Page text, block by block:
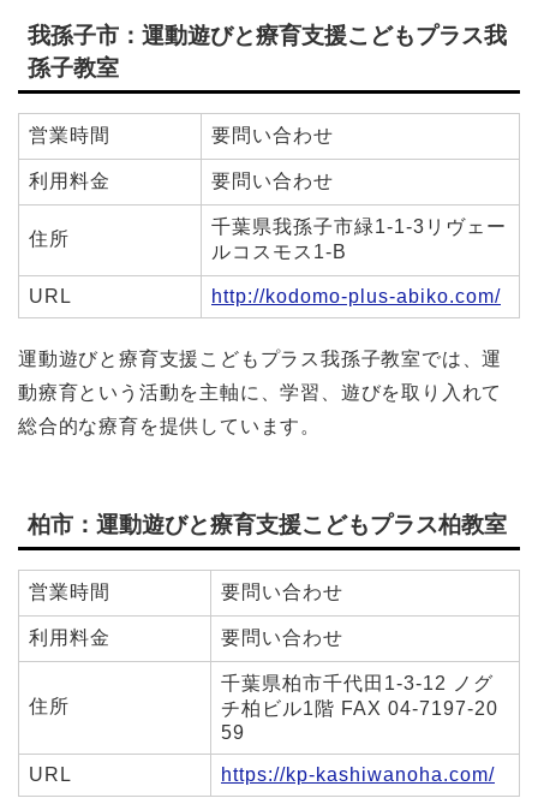
我孫子市：運動遊びと療育支援こどもプラス我
孫子教室
営業時間 要問い合わせ
利用料金 要問い合わせ
住所
千葉県我孫子市緑1-1-3リヴェー
ルコスモス1-B
URL http://kodomo-plus-abiko.com/
運動遊びと療育支援こどもプラス我孫子教室では、運
動療育という活動を主軸に、学習、遊びを取り入れて
総合的な療育を提供しています。
柏市：運動遊びと療育支援こどもプラス柏教室
営業時間 要問い合わせ
利用料金 要問い合わせ
住所
千葉県柏市千代田1-3-12 ノグ
チ柏ビル1階 FAX 04-7197-20
59
URL https://kp-kashiwanoha.com/